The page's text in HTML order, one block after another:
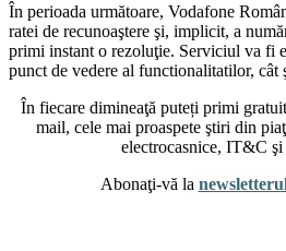
În perioada următoare, Vodafone
ratei de recunoaştere şi, implicit, a
primi instant o rezoluţie. Serviciul va fi
punct de vedere al functionalitatilor, cât
În fiecare dimineaţă puteți primi
mail, cele mai proaspete ştiri din
electrocasnice, IT&C
Abonaţi-vă la